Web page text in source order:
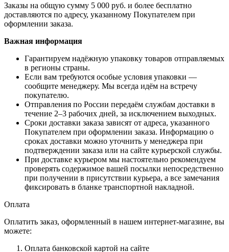
Заказы на общую сумму 5 000 руб. и более бесплатно
доставляются по адресу, указанному Покупателем при
оформлении заказа.
Важная информация
Гарантируем надёжную упаковку товаров отправляемых
в регионы страны.
Если вам требуются особые условия упаковки —
сообщите менеджеру. Мы всегда идём на встречу
покупателю.
Отправления по России передаём службам доставки в
течение 2–3 рабочих дней, за исключением выходных.
Сроки доставки заказа зависят от адреса, указанного
Покупателем при оформлении заказа. Информацию о
сроках доставки можно уточнить у менеджера при
подтверждении заказа или на сайте курьерской службы.
При доставке курьером мы настоятельно рекомендуем
проверять содержимое вашей посылки непосредственно
при получении в присутствии курьера, а все замечания
фиксировать в бланке транспортной накладной.
Оплата
Оплатить заказ, оформленный в нашем интернет-магазине, вы
можете:
Оплата банковской картой на сайте